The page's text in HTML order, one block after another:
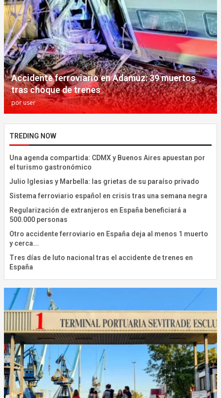
Accidente ferroviario en Adamuz: 39 muertos
tras choque de trenes
poruser
TREDING NOW
Una agenda compartida: CDMX y Buenos Aires apuestan por
el turismo gastronómico
Julio Iglesias y Marbella: las grietas de su paraíso privado
Sistema ferroviario español en crisis tras una semana negra
Regularización de extranjeros en España beneficiará a
500.000 personas
Otro accidente ferroviario en España deja al menos 1 muerto
y cerca...
Tres días de luto nacional tras el accidente de trenes en
España